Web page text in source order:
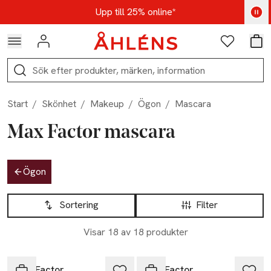
Hoppa till navigationsmenynUpp till 25% online*
Kod: AUG25 - Shoppa nu
Logga in Favoriter
Sök
Start / Skönhet / Makeup / Ögon / Mascara
Max Factor mascara
Hoppa till produktsidan
Ögon
Hoppa till produktsidan
Filter
Sortering
Visar 18 av 18 produkter
Lista över produkter